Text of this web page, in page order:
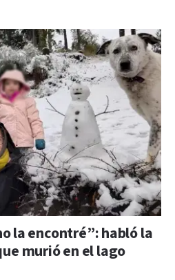
la encontré”: habló la
murió en el lago